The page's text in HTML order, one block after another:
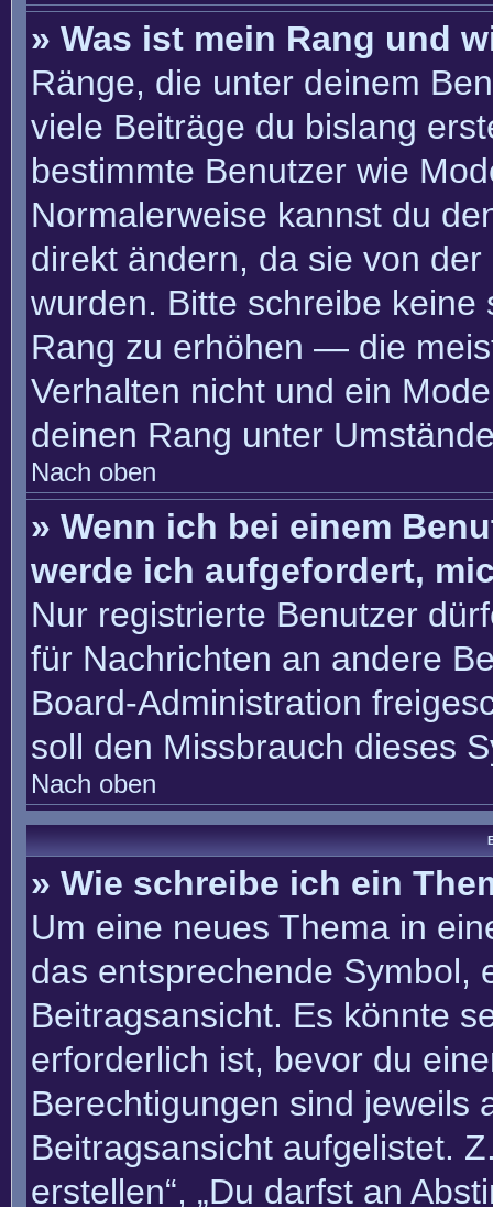
» Was ist mein Rang und
Ränge, die unter deinem
viele Beiträge du bislang
bestimmte Benutzer wie
Normalerweise kannst du
direkt ändern, da sie von
wurden. Bitte schreibe
Rang zu erhöhen — die
Verhalten nicht und ein
deinen Rang unter
Nach oben
» Wenn ich bei einem
werde ich aufgefordert,
Nur registrierte Benutzer
für Nachrichten an andere
Board-Administration
soll den Missbrauch dieses
Nach oben
» Wie schreibe ich ein
Um eine neues Thema in
das entsprechende Symbol,
Beitragsansicht. Es könnte
erforderlich ist, bevor du
Berechtigungen sind jeweils
Beitragsansicht aufgelistet.
erstellen“, „Du darfst an